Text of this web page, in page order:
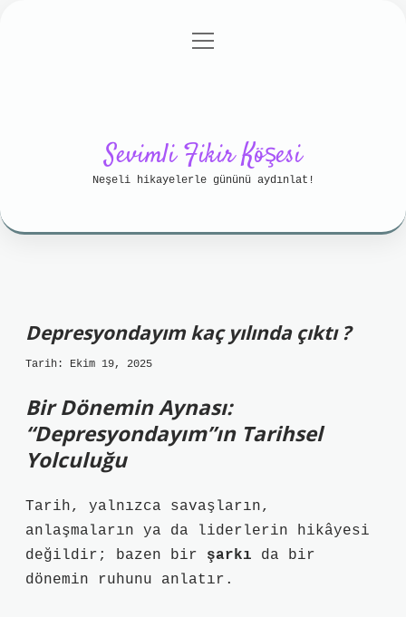
Gizlilik Politikası
menüyü
Sevimli Fikir Köşesi
Neşeli hikayelerle gününü aydınlat!
Depresyondayım kaç yılında çıktı ?
Tarih: Ekim 19, 2025
Bir Dönemin Aynası:
“Depresyondayım”ın Tarihsel
Yolculuğu
Tarih, yalnızca savaşların,
anlaşmaların ya da liderlerin hikâyesi
değildir; bazen bir şarkı da bir
dönemin ruhunu anlatır.